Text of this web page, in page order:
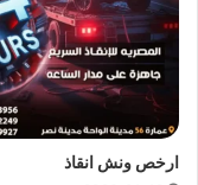
انقاذ السيارات ، انقاذ
رقم ونش ، رقم ونش أنقاذ
، سطحة سيارات ، نجدة
سريع ، ونش انقاذ قريب
عربيات ، ونش نجدة ، ونش
ارخص ونش انقاذ